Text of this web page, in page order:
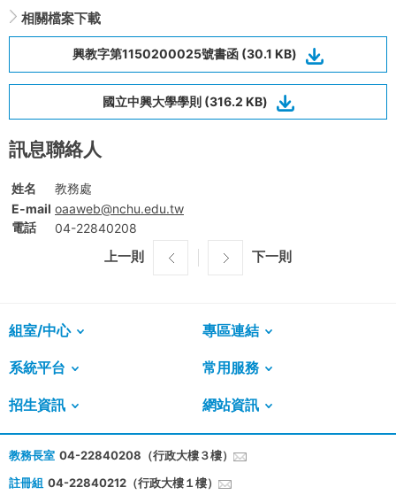
相關檔案下載
興教字第1150200025號書函 (30.1 KB)
國立中興大學學則 (316.2 KB)
訊息聯絡人
姓名
教務處
E-mail oaaweb@nchu.edu.tw
電話
04-22840208
上一則 下一則
組室/中心 專區連結
系統平台 常用服務
招生資訊 網站資訊
教務長室 04-22840208（行政大樓３樓）
註冊組 04-22840212（行政大樓１樓）